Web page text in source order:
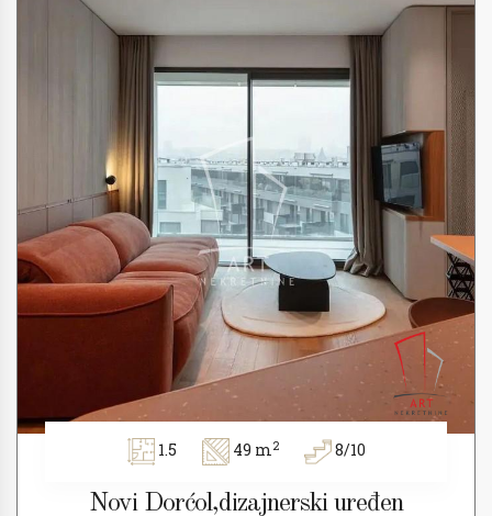
1.5 49 m2 8/10
Novi Dorćol,dizajnerski uređen